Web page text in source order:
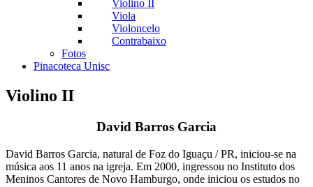
Violino II
Viola
Violoncelo
Contrabaixo
Fotos
Pinacoteca Unisc
Violino II
David Barros Garcia
David Barros Garcia, natural de Foz do Iguaçu / PR, iniciou-se na
música aos 11 anos na igreja. Em 2000, ingressou no Instituto dos
Meninos Cantores de Novo Hamburgo, onde iniciou os estudos no